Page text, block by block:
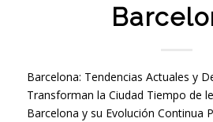
Barcelona: Tendencias Actuales y
Transforman la Ciudad Tiempo de
Barcelona y su Evolución Continua